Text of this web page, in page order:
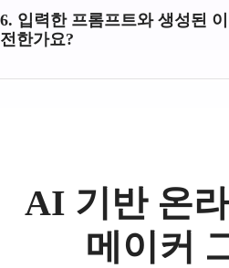
6. 입력한 프롬프트와 생성된
전한가요?
AI 기반 온
메이커